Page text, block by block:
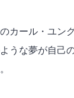
カール・ユン
うな夢が自己